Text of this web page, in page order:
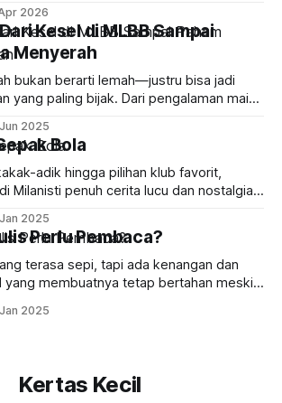
dua belas sama Harvest Moon atau
laki-laki yang hobi bercocok
kena umpan.
2026
Kesel di MLBB Sampai
Menyerah
bukan berarti lemah—justru bisa jadi
yang paling bijak. Dari pengalaman main
berhenti itu juga penting. Yuk, cari
tepat buat bilang “cukup” tanpa
2025
Bola
adik hingga pilihan klub favorit,
Milanisti penuh cerita lucu dan nostalgia
2025
Perlu Pembaca?
terasa sepi, tapi ada kenangan dan
yang membuatnya tetap bertahan meski
2025
Kertas Kecil